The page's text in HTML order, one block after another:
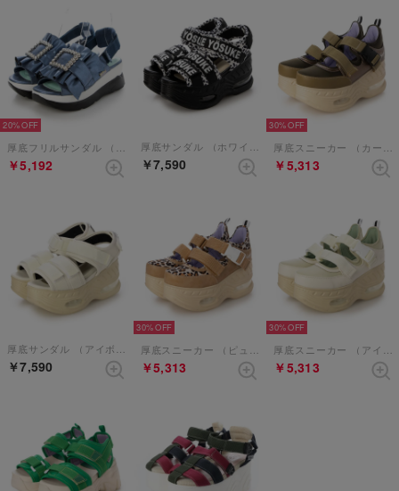
20%
￥5,192 ￥7,590
30%
￥5,313
￥7,590
30%
￥5,313
30%
￥5,313